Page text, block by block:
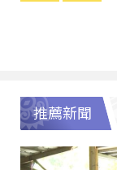
推薦新聞